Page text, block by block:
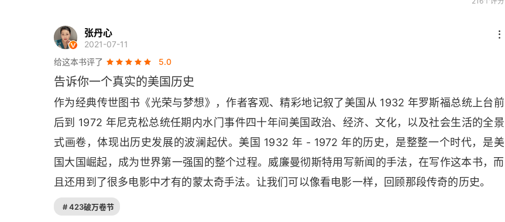
第十二章 新世界，新风向
第十三章 胜利旗帜的光芒不再
第十四章 哈里·杜鲁门时代的生活
第十六章 疑虑重重的时代
第十七章 坠入深渊
光荣与梦想3
张丹心
2021-07-11
给这本书评了
5.0
告诉你一个真实的美国历史
作为经典传世图书《光荣与梦想》，作者客观、精彩地记叙了美国从 1932 年罗斯福总统上台前
后到 1972 年尼克松总统任期内水门事件四十年间美国政治、经济、文化，以及社会生活的全景
式画卷，体现出历史发展的波澜起伏。美国 1932 年 - 1972 年的历史，是整整一个时代，是美
国大国崛起，成为世界第一强国的整个过程。威廉曼彻斯特用写新闻的手法，在写作这本书，而
且还用到了很多电影中才有的蒙太奇手法。让我们可以像看电影一样，回顾那段传奇的历史。
# 423破万卷节